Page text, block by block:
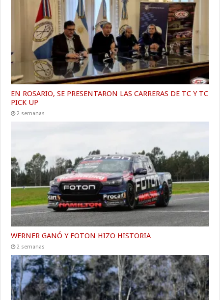
EN ROSARIO, SE PRESENTARON LAS CARRERAS DE TC Y TC
PICK UP
2 semanas
WERNER GANÓ Y FOTON HIZO HISTORIA
2 semanas